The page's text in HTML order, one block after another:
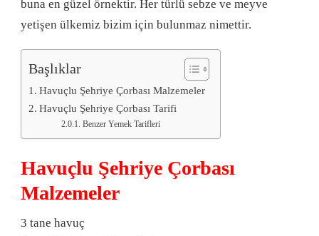
buna en güzel örnektir. Her türlü sebze ve meyve
yetişen ülkemiz bizim için bulunmaz nimettir.
Başlıklar
Havuçlu Şehriye Çorbası Malzemeler
Havuçlu Şehriye Çorbası Tarifi
Benzer Yemek Tarifleri
Havuçlu Şehriye Çorbası
Malzemeler
3 tane havuç